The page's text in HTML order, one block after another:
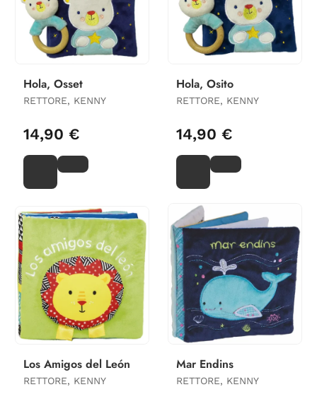
Hola, Osset
RETTORE, KENNY
14,90 €
Hola, Osito
RETTORE, KENNY
14,90 €
Los Amigos del León
RETTORE, KENNY
Mar Endins
RETTORE, KENNY